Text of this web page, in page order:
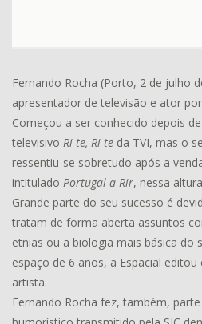
Fernando Rocha (Porto, 2 de julho
apresentador de televisão e ator
Começou a ser conhecido depois
televisivo Ri-te, Ri-te da TVI, mas o
ressentiu-se sobretudo após a
intitulado Portugal a Rir, nessa
Grande parte do seu sucesso é
tratam de forma aberta assuntos
etnias ou a biologia mais básica do
espaço de 6 anos, a Espacial
artista.
Fernando Rocha fez, também,